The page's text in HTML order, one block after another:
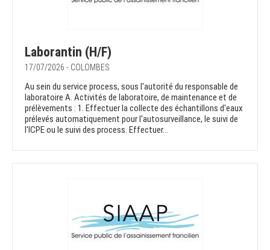
Laborantin (H/F)
17/07/2026 - COLOMBES
Au sein du service process, sous l'autorité du responsable de
laboratoire A. Activités de laboratoire, de maintenance et de
prélèvements : 1. Effectuer la collecte des échantillons d'eaux
prélevés automatiquement pour l'autosurveillance, le suivi de
l'ICPE ou le suivi des process. Effectuer...